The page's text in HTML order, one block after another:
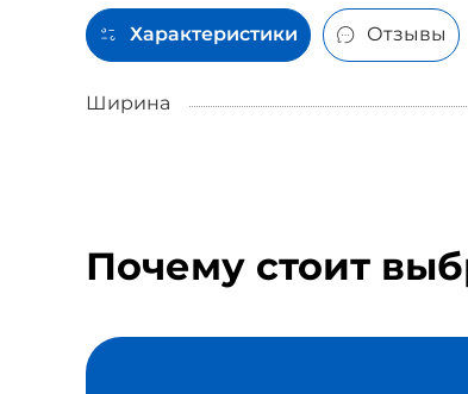
Характеристики Отзывы
Ширина
Почему стоит